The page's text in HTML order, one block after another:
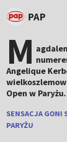
PAP
M
Angelique
Open w Paryżu.
SENSACJA GONI
PARYŻU